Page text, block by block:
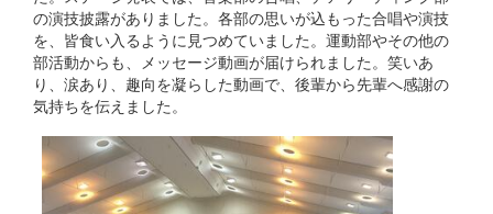
の演技披露がありました。各部の思いが込もった合唱や演技
を、皆食い入るように見つめていました。運動部やその他の
部活動からも、メッセージ動画が届けられました。笑いあ
り、涙あり、趣向を凝らした動画で、後輩から先輩へ感謝の
気持ちを伝えました。